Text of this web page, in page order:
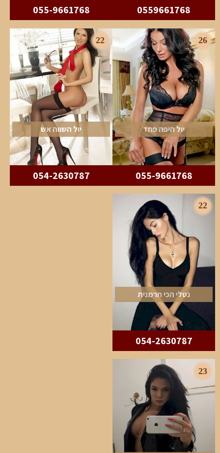
0559661768
055-9661768
26
יול היפה פחד
055-9661768
22
יול השווה אש
054-2630787
22
נטלי הכי חרמנית
054-2630787
23